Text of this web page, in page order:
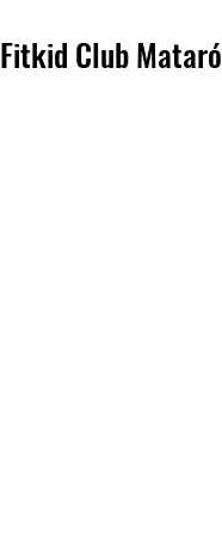
Fitkid Club Mataró